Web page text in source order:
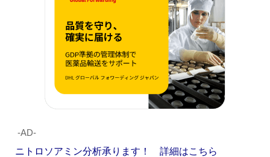
‐AD‐
ニトロソアミン分析承ります！ 詳細はこちら